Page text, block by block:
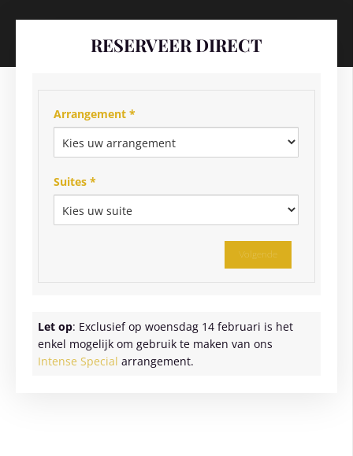
RESERVEER DIRECT
Arrangement *
Suites *
Volgende
Let op: Exclusief op woensdag 14 februari is het
enkel mogelijk om gebruik te maken van ons
Intense Special arrangement.